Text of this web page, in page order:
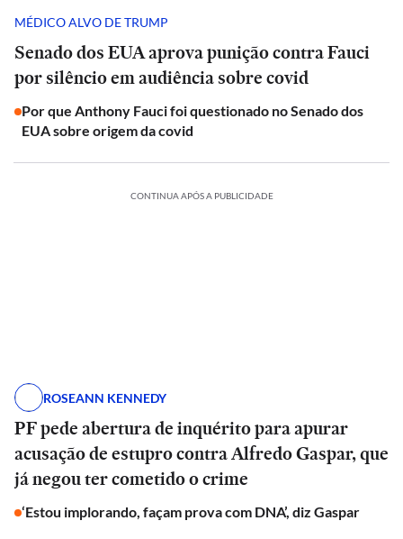
MÉDICO ALVO DE TRUMP
Senado dos EUA aprova punição contra Fauci
por silêncio em audiência sobre covid
Por que Anthony Fauci foi questionado no Senado dos
EUA sobre origem da covid
CONTINUA APÓS A PUBLICIDADE
ROSEANN KENNEDY
PF pede abertura de inquérito para apurar
acusação de estupro contra Alfredo Gaspar, que
já negou ter cometido o crime
‘Estou implorando, façam prova com DNA’, diz Gaspar